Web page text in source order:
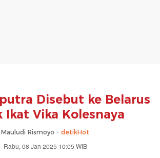
Disebut ke Belarus
Ikat Vika Kolesnaya
Mauludi Rismoyo - detikHot
Rabu, 08 Jan 2025 10:05 WIB